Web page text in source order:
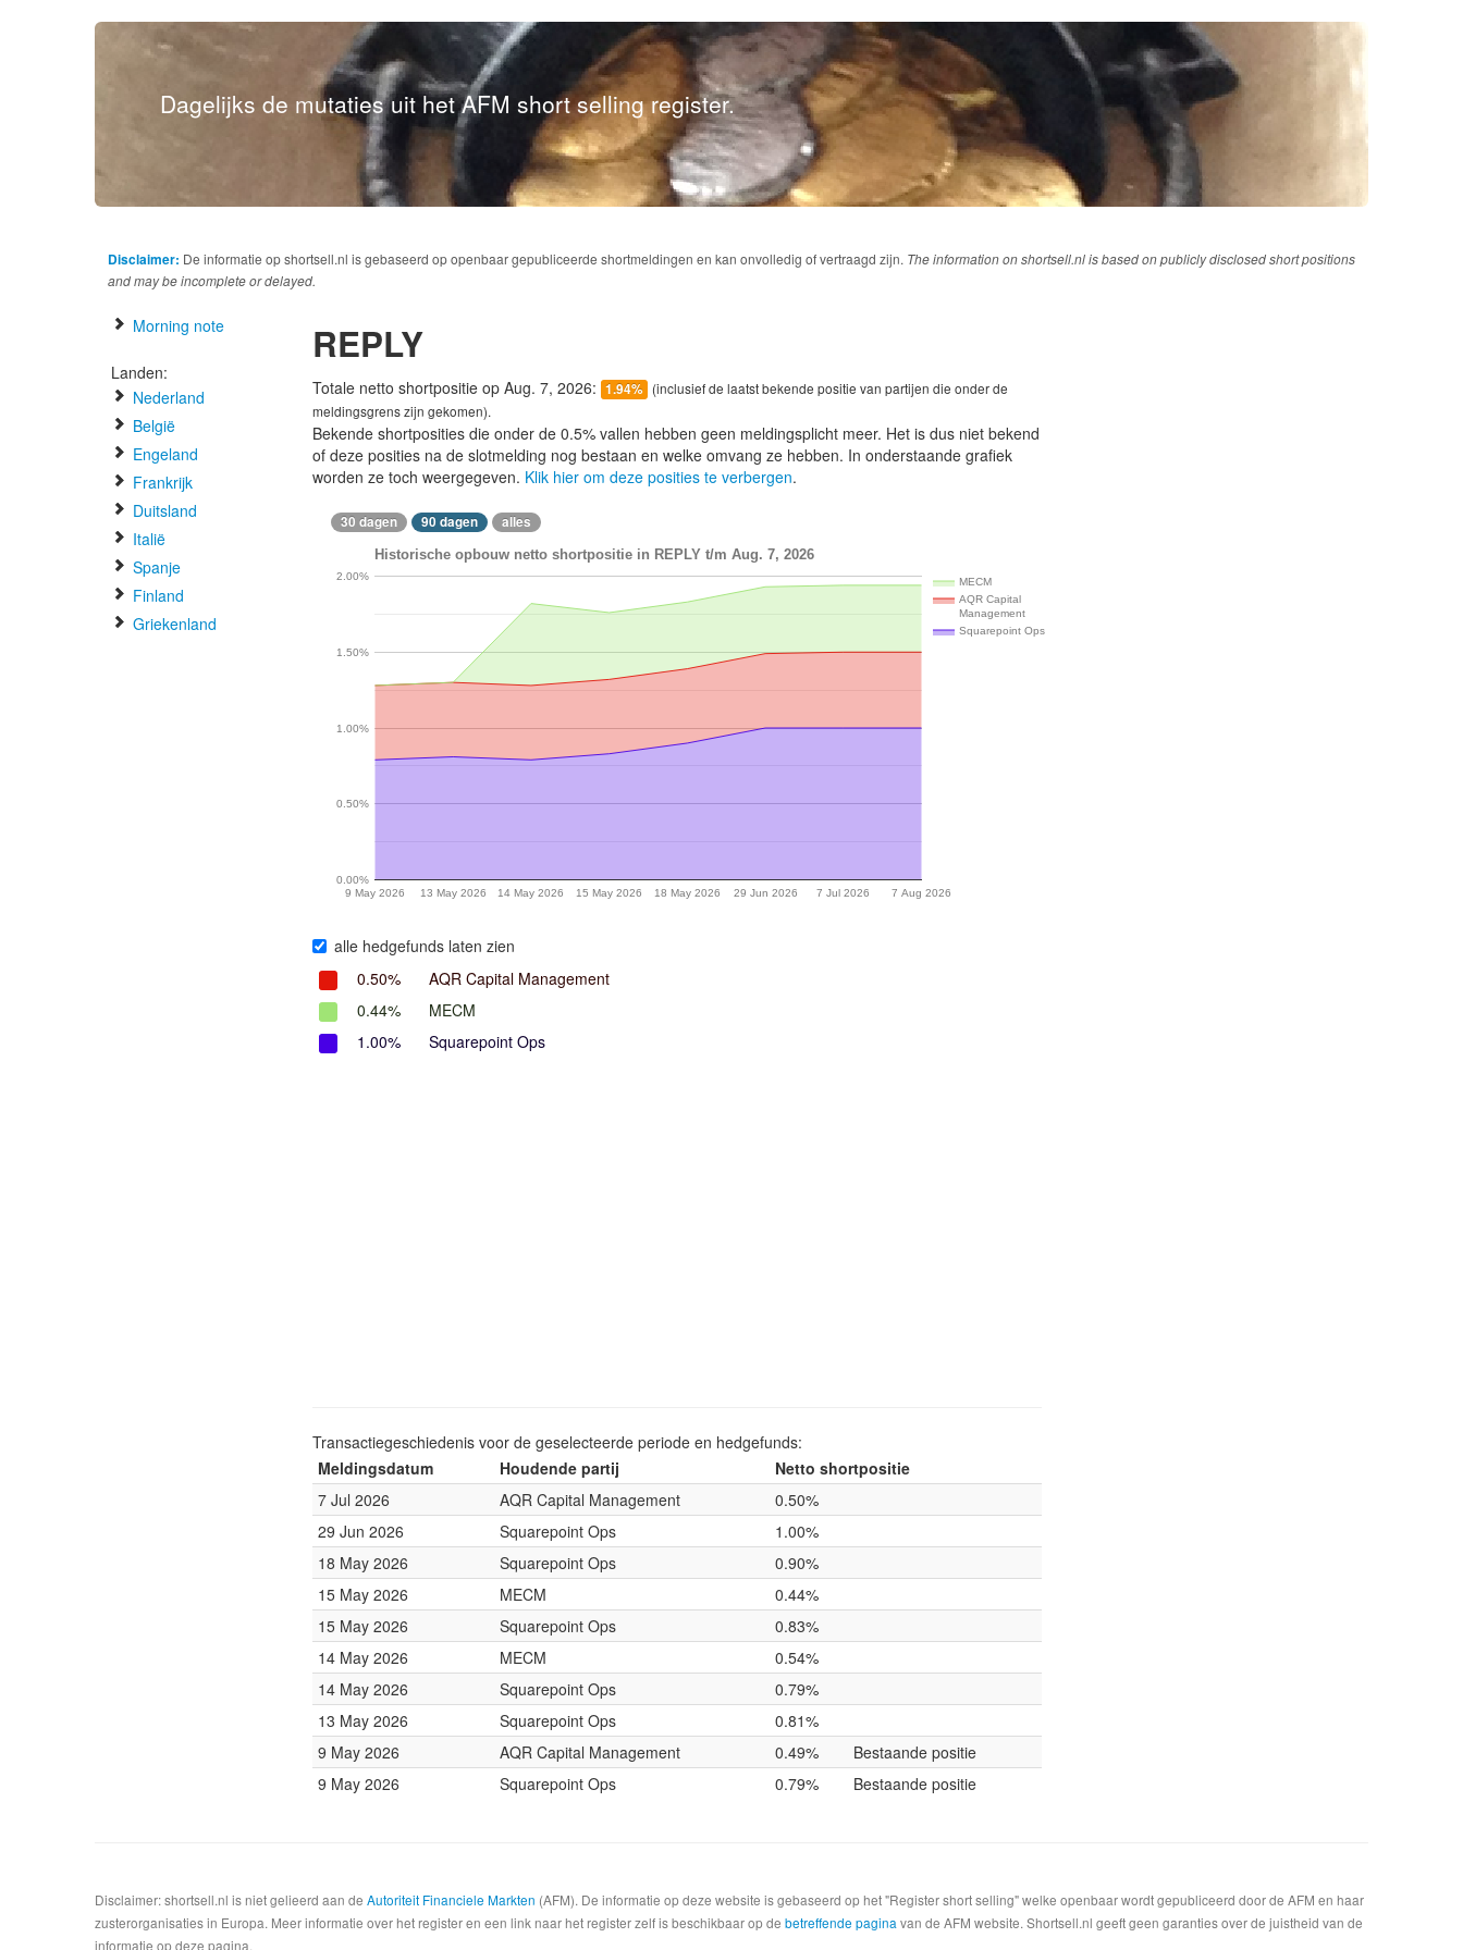
Dagelijks de mutaties uit het AFM short selling register.
Disclaimer: De informatie op shortsell.nl is gebaseerd op openbaar gepubliceerde shortmeldingen en kan onvolledig of vertraagd zijn. The information on shortsell.nl is based on publicly disclosed short positions
and may be incomplete or delayed.
Morning note
Landen:
Nederland
België
Engeland
Frankrijk
Duitsland
Italië
Spanje
Finland
Griekenland
REPLY
Totale netto shortpositie op Aug. 7, 2026: 1.94% (inclusief de laatst bekende positie van partijen die onder de
meldingsgrens zijn gekomen).
Bekende shortposities die onder de 0.5% vallen hebben geen meldingsplicht meer. Het is dus niet bekend
of deze posities na de slotmelding nog bestaan en welke omvang ze hebben. In onderstaande grafiek
worden ze toch weergegeven. Klik hier om deze posities te verbergen.
30 dagen 90 dagen alles
Historische opbouw netto shortpositie in REPLY t/m Aug. 7, 2026
MECM
AQR Capital
Management
Squarepoint Ops
9 May 2026 13 May 2026 14 May 2026 15 May 2026 18 May 2026 29 Jun 2026 7 Jul 2026 7 Aug 2026
0.00%
0.50%
1.00%
1.50%
2.00%
alle hedgefunds laten zien
0.50%
AQR Capital Management
0.44%
MECM
1.00%
Squarepoint Ops
Transactiegeschiedenis voor de geselecteerde periode en hedgefunds:
Meldingsdatum
Houdende partij
Netto shortpositie
7 Jul 2026
AQR Capital Management
0.50%
29 Jun 2026
Squarepoint Ops
1.00%
18 May 2026
Squarepoint Ops
0.90%
15 May 2026
MECM
0.44%
15 May 2026
Squarepoint Ops
0.83%
14 May 2026
MECM
0.54%
14 May 2026
Squarepoint Ops
0.79%
13 May 2026
Squarepoint Ops
0.81%
9 May 2026
AQR Capital Management 0.49%
Bestaande positie
9 May 2026
Squarepoint Ops 0.79% Bestaande positie
Disclaimer: shortsell.nl is niet gelieerd aan de Autoriteit Financiele Markten (AFM). De informatie op deze website is gebaseerd op het "Register short selling" welke openbaar wordt gepubliceerd door de AFM en haar
zusterorganisaties in Europa. Meer informatie over het register en een link naar het register zelf is beschikbaar op de betreffende pagina van de AFM website. Shortsell.nl geeft geen garanties over de juistheid van de
informatie op deze pagina.